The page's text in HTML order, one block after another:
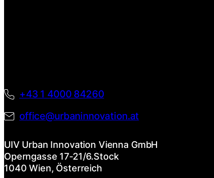
+43 1 4000 84260
office@urbaninnovation.at
UIV Urban Innovation Vienna GmbH
Operngasse 17-21/6.Stock
1040 Wien, Österreich